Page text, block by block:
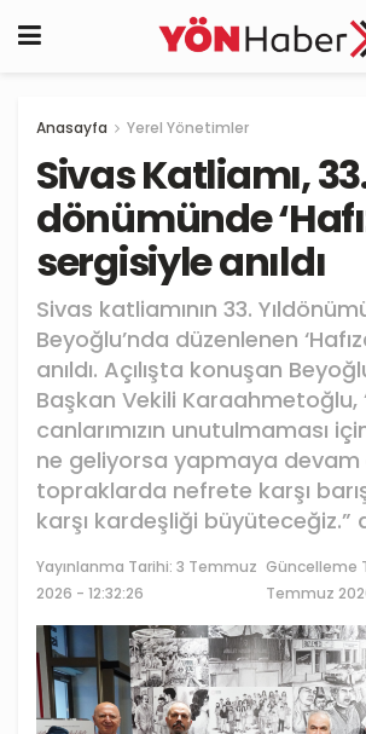
Anasayfa Yerel Yönetimler
Sivas Katliamı,
dönümünde
sergisiyle anıldı
Sivas katliamının 33.
Beyoğlu’nda düzenlenen
anıldı. Açılışta konuşan
Başkan Vekili Karaahmetoğlu,
canlarımızın unutulmaması
ne geliyorsa yapmaya devam
topraklarda nefrete karşı
karşı kardeşliği büyüteceğiz.”
Yayınlanma Tarihi: 3 Temmuz
2026 - 12:32:26
Güncelleme
Temmuz